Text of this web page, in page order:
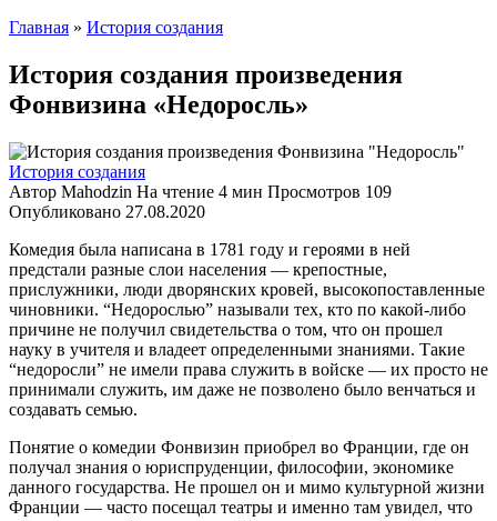
Главная » История создания
История создания произведения
Фонвизина «Недоросль»
История создания
Автор Mahodzin На чтение 4 мин Просмотров 109
Опубликовано 27.08.2020
Комедия была написана в 1781 году и героями в ней
предстали разные слои населения — крепостные,
прислужники, люди дворянских кровей, высокопоставленные
чиновники. “Недорослью” называли тех, кто по какой-либо
причине не получил свидетельства о том, что он прошел
науку в учителя и владеет определенными знаниями. Такие
“недоросли” не имели права служить в войске — их просто не
принимали служить, им даже не позволено было венчаться и
создавать семью.
Понятие о комедии Фонвизин приобрел во Франции, где он
получал знания о юриспруденции, философии, экономике
данного государства. Не прошел он и мимо культурной жизни
Франции — часто посещал театры и именно там увидел, что